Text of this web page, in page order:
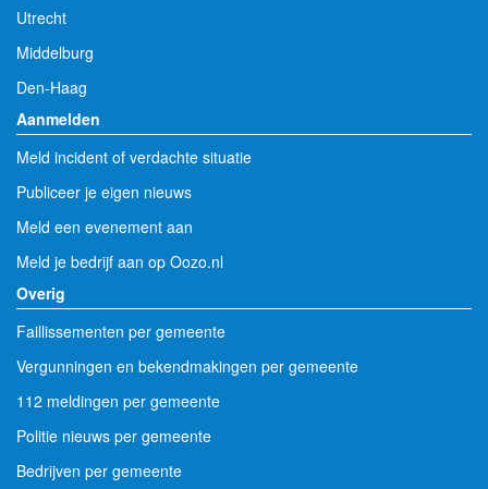
Utrecht
Middelburg
Den-Haag
Aanmelden
Meld incident of verdachte situatie
Publiceer je eigen nieuws
Meld een evenement aan
Meld je bedrijf aan op Oozo.nl
Overig
Faillissementen per gemeente
Vergunningen en bekendmakingen per gemeente
112 meldingen per gemeente
Politie nieuws per gemeente
Bedrijven per gemeente